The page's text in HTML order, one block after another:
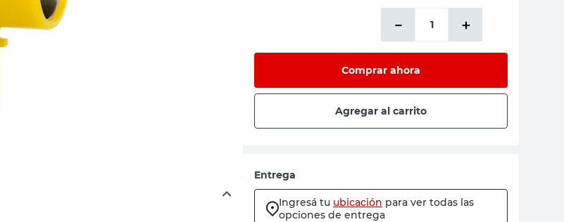
＋
－
Comprar ahora
Agregar al carrito
Entrega
Ingresá tu ubicación para ver todas las
opciones de entrega